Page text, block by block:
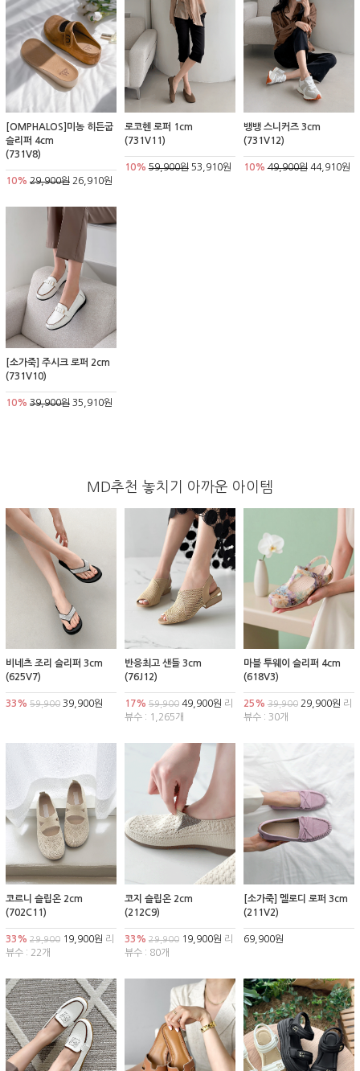
[OMPHALOS]미농 히든굽
슬리퍼 4cm
(731V8)
10% 29,900원 26,910원
로코헨 로퍼 1cm
(731V11)
10% 59,900원53,910원
뱅뱅 스니커즈 3cm
(731V12)
10% 49,900원44,910원
[소가죽] 주시크 로퍼 2cm
(731V10)
10% 39,900원 35,910원
MD추천 놓치기 아까운 아이템
비네츠 조리 슬리퍼 3cm
(625V7)
33% 59,900 39,900원
반응최고 샌들 3cm
(76J12)
17% 59,90049,900원 리
뷰수 : 1,265개
마블 투웨이 슬리퍼 4cm
(618V3)
25% 39,90029,900원 리
뷰수 : 30개
코르니 슬립온 2cm
(702C11)
33% 29,900 19,900원 리
뷰수 : 22개
코지 슬립온 2cm
(212C9)
33% 29,90019,900원 리
뷰수 : 80개
[소가죽] 멜로디 로퍼 3cm
(211V2)
69,900원